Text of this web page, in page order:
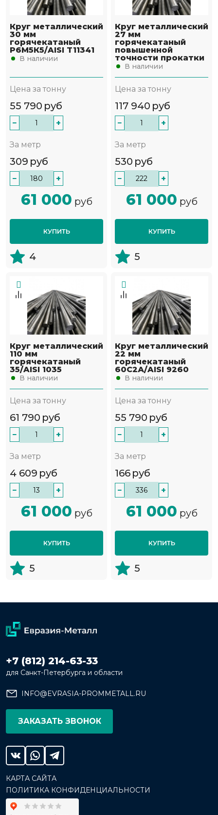
Круг металлический
30 мм
горячекатаный
Р6М5К5/AISI T11341
В наличии
Цена за тонну
55 790 руб
− +
За метр
309 руб
− +
61 000 руб
КУПИТЬ
4
Круг металлический
27 мм
горячекатаный
повышенной
точности прокатки
В наличии
Цена за тонну
117 940 руб
− +
За метр
530 руб
− +
61 000 руб
КУПИТЬ
5
Круг металлический
110 мм
горячекатаный
35/AISI 1035
В наличии
Цена за тонну
61 790 руб
− +
За метр
4 609 руб
− +
61 000 руб
КУПИТЬ
5
Круг металлический
22 мм
горячекатаный
60С2А/AISI 9260
В наличии
Цена за тонну
55 790 руб
− +
За метр
166 руб
− +
61 000 руб
КУПИТЬ
5
+7 (812) 214-63-33
для Санкт-Петербурга и области
INFO@EVRASIA-PROMMETALL.RU
ЗАКАЗАТЬ ЗВОНОК
КАРТА САЙТА
ПОЛИТИКА КОНФИДЕНЦИАЛЬНОСТИ